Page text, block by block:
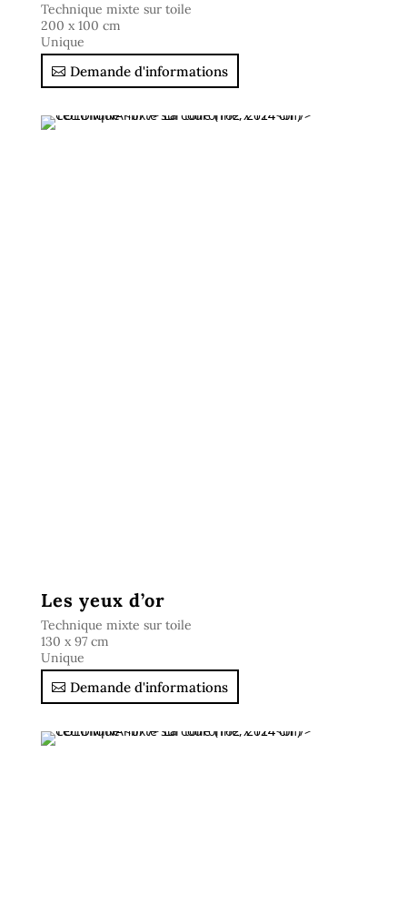
Technique mixte sur toile
200 x 100 cm
Unique
Demande d'informations
Les yeux d’or
Technique mixte sur toile
130 x 97 cm
Unique
Demande d'informations